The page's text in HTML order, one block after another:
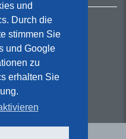
und
Durch die
stimmen Sie
und Google
zu
erhalten Sie
GmbH
6